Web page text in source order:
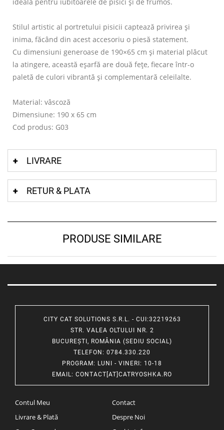
Stilul artistic al portretului pisicii captează privirea și
inima, făcând din acest accesoriu o piesă statement.
Cu dimensiuni generoase de 190×65 cm și material plăcut
la atingere, această eșarfă are două fețe, fiecare într-o
paletă de culori vibrantă și complementară celeilalte.
Material: vâscoză
Dimensiune: 190 x 65 cm
Cod produs: G03
LIVRARE
RETUR & PLATA
PRODUSE SIMILARE
CITY CAT SOLUTIONS S.R.L. - CUI:32219263
STR. VALEA OLTULUI NR. 2
BUCUREȘTI, ROMÂNIA (SEDIU SOCIAL)
TELEFON : 0784.330.220
PROGRAM: LUNI - VINERI: 10-18
EMAIL: CONTACT[AT]CATRYOSHKA.RO
Contul Meu
Livrare & Plată
Contact
Despre Noi